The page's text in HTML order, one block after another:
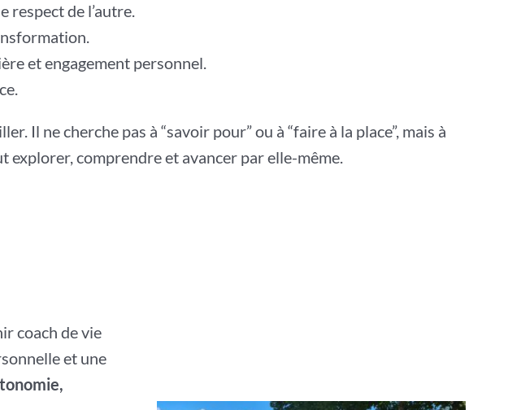
respect de l’autre.
et engagement personnel.
Il ne cherche pas à “savoir pour” ou à “faire à la place”, mais à
explorer, comprendre et avancer par elle-même.
coach de vie
et une